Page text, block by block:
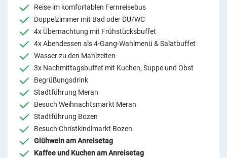
Reise im komfortablen Fernreisebus
Doppelzimmer mit Bad oder DU/WC
4x Übernachtung mit Frühstücksbuffet
4x Abendessen als 4-Gang-Wahlmenü & Salatbuffet
Wasser zu den Mahlzeiten
3x Nachmittagsbuffet mit Kuchen, Suppe und Obst
Begrüßungsdrink
Stadtführung Meran
Besuch Weihnachtsmarkt Meran
Stadtführung Bozen
Besuch Christkindlmarkt Bozen
Glühwein am Anreisetag
Kaffee und Kuchen am Anreisetag